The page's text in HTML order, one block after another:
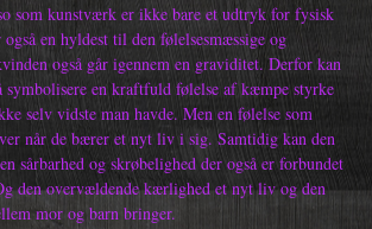
som kunstværk er ikke bare et udtryk for fysisk
en hyldest til den følelsesmæssige og
også går igennem en graviditet. Derfor kan
symbolisere en kraftfuld følelse af kæmpe styrke
selv vidste man havde. Men en følelse som
når de bærer et nyt liv i sig. Samtidig kan den
sårbarhed og skrøbelighed der også er forbundet
den overvældende kærlighed et nyt liv og den
mor og barn bringer.